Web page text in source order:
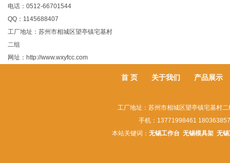
电话：0512-66701544
QQ：1145688407
工厂地址：苏州市相城区望亭镇宅基村
二组
网址：http://www.wxyfcc.com
首 页 关于我们 产品展示
工厂地址：苏州市相城区望亭镇宅基村
手机：13771998461
本站关键词： 无锡工作台 无锡模具架 无